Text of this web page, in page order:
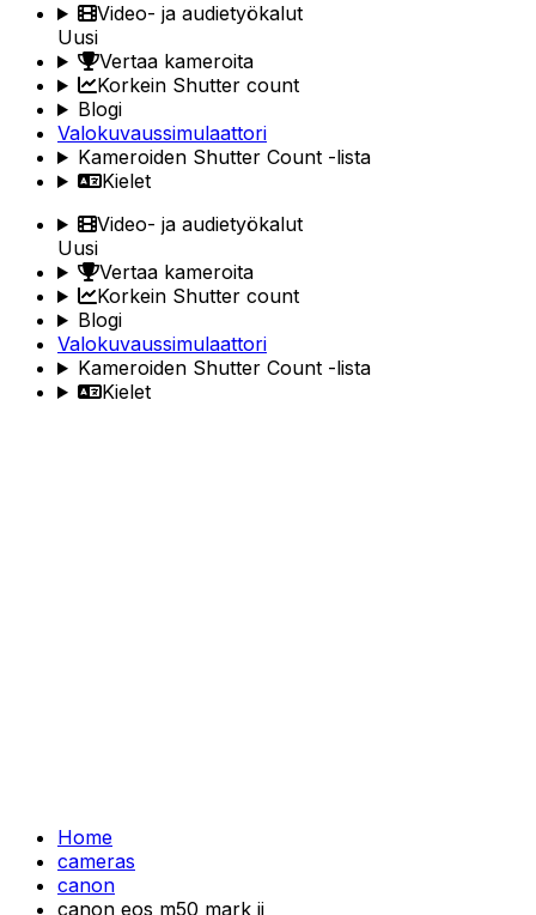
Video- ja audietyökalut
Uusi
Vertaa kameroita
Korkein Shutter count
Blogi
Valokuvaussimulaattori
Kameroiden Shutter Count -lista
Kielet
Video- ja audietyökalut
Uusi
Vertaa kameroita
Korkein Shutter count
Blogi
Valokuvaussimulaattori
Kameroiden Shutter Count -lista
Kielet
Home
cameras
canon
canon eos m50 mark ii